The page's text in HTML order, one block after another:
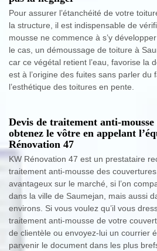
Pour assurer l’étanchéité de votre
la structure, il est indispensable de
mousse ne commence à s’y
le cas, un démoussage de toiture à
car ce végétal retient l’eau, favorise la
est à l’origine des fuites sans parler du
l’esthétique des toitures en pente.
Devis de traitement anti-
obtenez le vôtre en appelant
Rénovation 47
KW Rénovation 47 est un prestataire
traitement anti-mousse des
avantageux sur le marché, si l’on
dans la ville de Saumejan, mais aussi
environs. Si vous voulez qu’il vous
traitement anti-mousse de votre
de clientèle ou envoyez-lui un courrier
parvenir le document dans les plus